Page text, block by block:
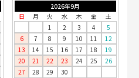
2026年9月
日
月 火 水 木 金
土
1
2 3 4
5
6
7 8 9 10 11
12
13
14 15 16 17 18
19
20
21 22 23 24 25
26
27
28 29 30